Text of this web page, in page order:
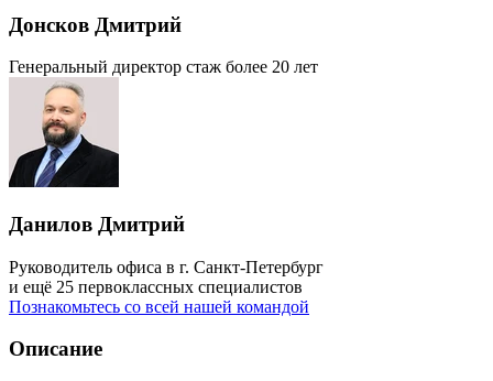
Донсков Дмитрий
Генеральный директор стаж более 20 лет
Данилов Дмитрий
Руководитель офиса в г. Санкт-Петербург
и ещё 25 первоклассных специалистов
Познакомьтесь со всей нашей командой
Описание